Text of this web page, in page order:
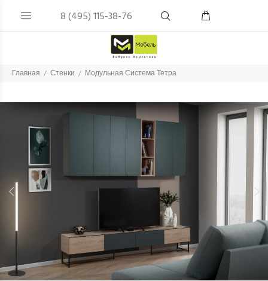
8 (495) 115-38-76
Главная Стенки Модульная Система Тетра